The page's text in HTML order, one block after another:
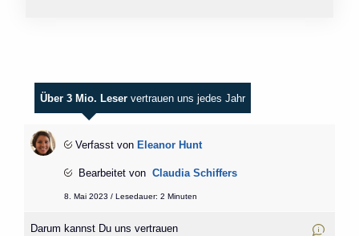
Über 3 Mio. Leser vertrauen uns jedes Jahr
Verfasst von Eleanor Hunt
Bearbeitet von Claudia Schiffers
8. Mai 2023 / Lesedauer: 2 Minuten
Darum kannst Du uns vertrauen